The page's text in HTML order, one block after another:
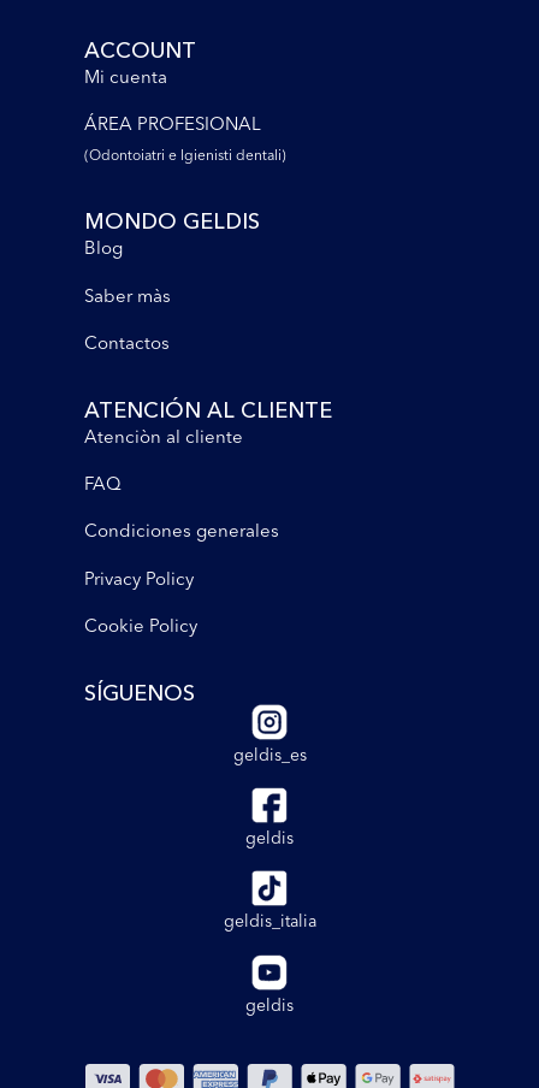
ACCOUNT
Mi cuenta
ÁREA PROFESIONAL
(Odontoiatri e lgienisti dentali)
MONDO GELDIS
Blog
Saber màs
Contactos
ATENCIÓN AL CLIENTE
Atenciòn al cliente
FAQ
Condiciones generales
Privacy Policy
Cookie Policy
SÍGUENOS
geldis_es
geldis
geldis_italia
geldis